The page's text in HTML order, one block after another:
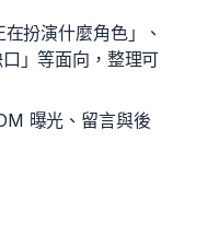
扮演什麼角色」、
口」等面向，整理可
曝光、留言與後